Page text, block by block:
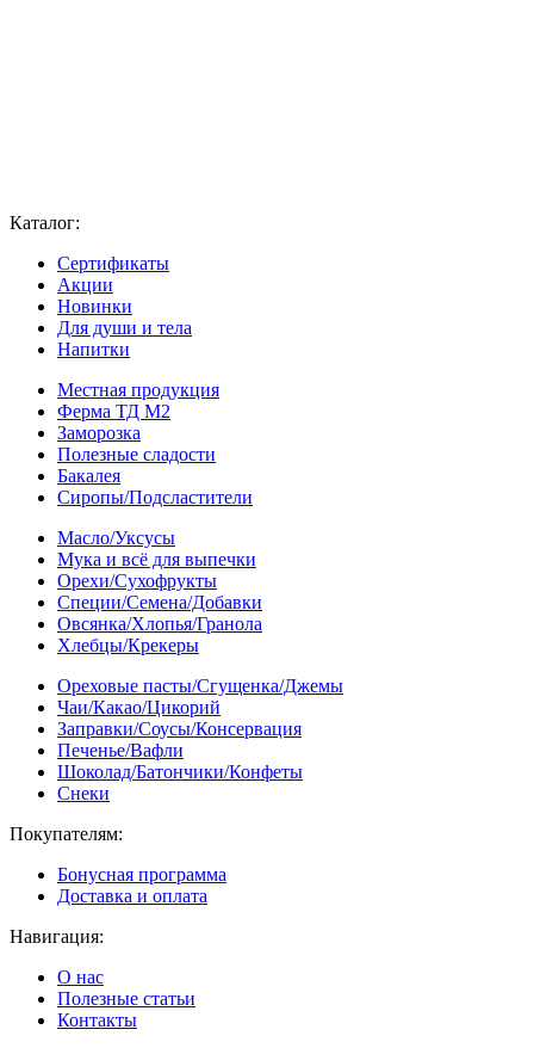
Каталог:
Сертификаты
Акции
Новинки
Для души и тела
Напитки
Местная продукция
Ферма ТД М2
Заморозка
Полезные сладости
Бакалея
Сиропы/Подсластители
Масло/Уксусы
Мука и всё для выпечки
Орехи/Сухофрукты
Специи/Семена/Добавки
Овсянка/Хлопья/Гранола
Хлебцы/Крекеры
Ореховые пасты/Сгущенка/Джемы
Чаи/Какао/Цикорий
Заправки/Соусы/Консервация
Печенье/Вафли
Шоколад/Батончики/Конфеты
Снеки
Покупателям:
Бонусная программа
Доставка и оплата
Навигация:
О нас
Полезные статьи
Контакты